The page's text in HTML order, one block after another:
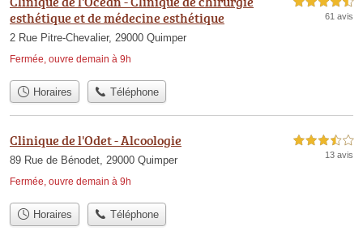
esthétique et de médecine esthétique
2 Rue Pitre-Chevalier, 29000 Quimper
Fermée, ouvre demain à 9h
4,5 étoiles sur 5
61 avis
Horaires Téléphone
Clinique de l'Odet - Alcoologie
89 Rue de Bénodet, 29000 Quimper
Fermée, ouvre demain à 9h
3,5 étoiles sur 5
13 avis
Horaires Téléphone